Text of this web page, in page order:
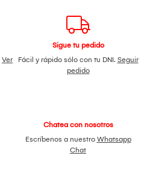
Ver
Sigue tu pedido
Fácil y rápido sólo con tu DNI. Seguir
pedido
Chatea con nosotros
Escríbenos a nuestro Whatsapp
Chat